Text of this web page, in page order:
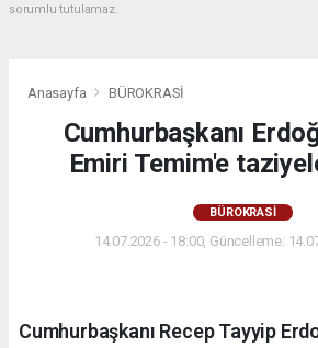
sorumlu tutulamaz.
Anasayfa BÜROKRASİ
Cumhurbaşkanı
Emiri Temim'e
BÜROKRASİ
14.07.2026 - 18:00, Güncelleme:
Cumhurbaşkanı Recep Tayyip